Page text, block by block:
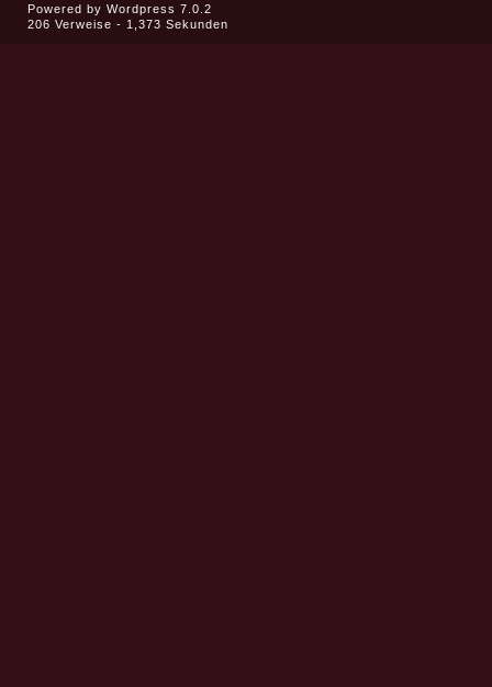
Powered by Wordpress 7.0.2
206 Verweise - 1,373 Sekunden